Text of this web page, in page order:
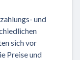
und
sich vor
Preise und